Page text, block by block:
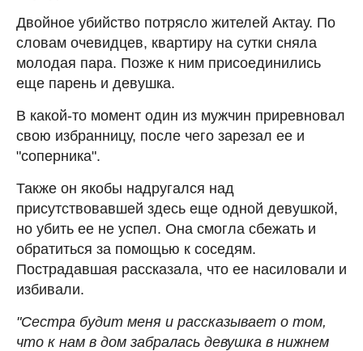
Двойное убийство потрясло жителей Актау. По
словам очевидцев, квартиру на сутки сняла
молодая пара. Позже к ним присоединились
еще парень и девушка.
В какой-то момент один из мужчин приревновал
свою избранницу, после чего зарезал ее и
"соперника".
Также он якобы надругался над
присутствовавшей здесь еще одной девушкой,
но убить ее не успел. Она смогла сбежать и
обратиться за помощью к соседям.
Пострадавшая рассказала, что ее насиловали и
избивали.
"Сестра будит меня и рассказывает о том,
что к нам в дом забралась девушка в нижнем